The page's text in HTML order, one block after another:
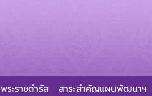
พระราชดำรัส สาระสำคัญแผนพัฒนาฯ